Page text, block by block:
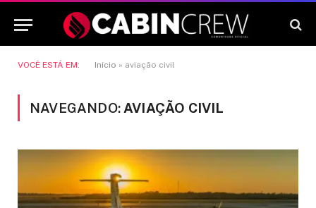
VOCÊ ESTÁ EM: Início » aviação civil
NAVEGANDO: AVIAÇÃO CIVIL